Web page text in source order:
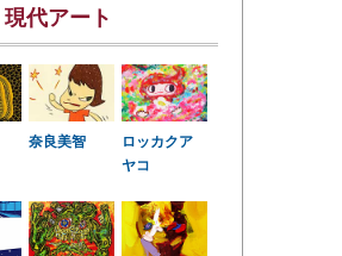
現代アート
奈良美智
ロッカクア
ヤコ